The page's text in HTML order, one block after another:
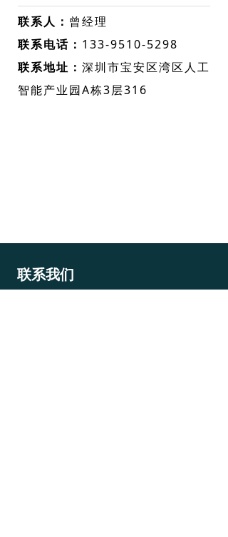
联系人： 曾经理
联系电话： 133-9510-5298
联系地址： 深圳市宝安区湾区人工
智能产业园A栋3层316
联系我们